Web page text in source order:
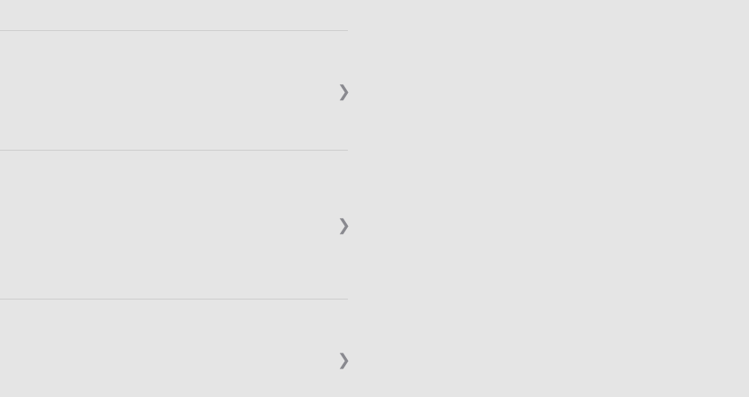
❯
❯
❯